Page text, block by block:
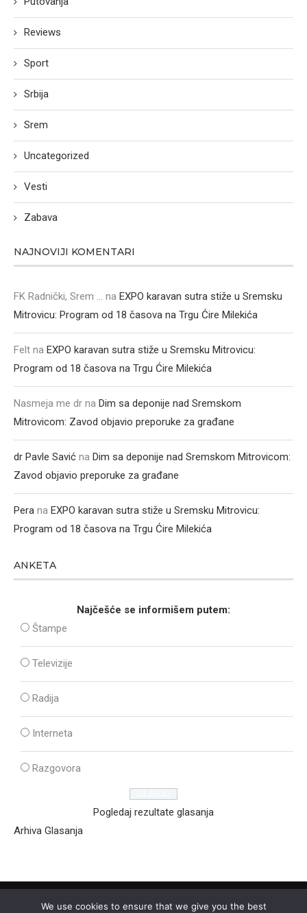
Reviews
Sport
Srbija
Srem
Uncategorized
Vesti
Zabava
NAJNOVIJI KOMENTARI
FK Radnički, Srem ... na EXPO karavan sutra stiže u Sremsku
Mitrovicu: Program od 18 časova na Trgu Ćire Milekića
Felt na EXPO karavan sutra stiže u Sremsku Mitrovicu:
Program od 18 časova na Trgu Ćire Milekića
Nasmeja me dr na Dim sa deponije nad Sremskom
Mitrovicom: Zavod objavio preporuke za građane
dr Pavle Savić na Dim sa deponije nad Sremskom Mitrovicom:
Zavod objavio preporuke za građane
Pera na EXPO karavan sutra stiže u Sremsku Mitrovicu:
Program od 18 časova na Trgu Ćire Milekića
ANKETA
Najčešće se informišem putem:
Štampe
Televizije
Radija
Interneta
Razgovora
Pogledaj rezultate glasanja
Arhiva Glasanja
We use cookies to ensure that we give you the best